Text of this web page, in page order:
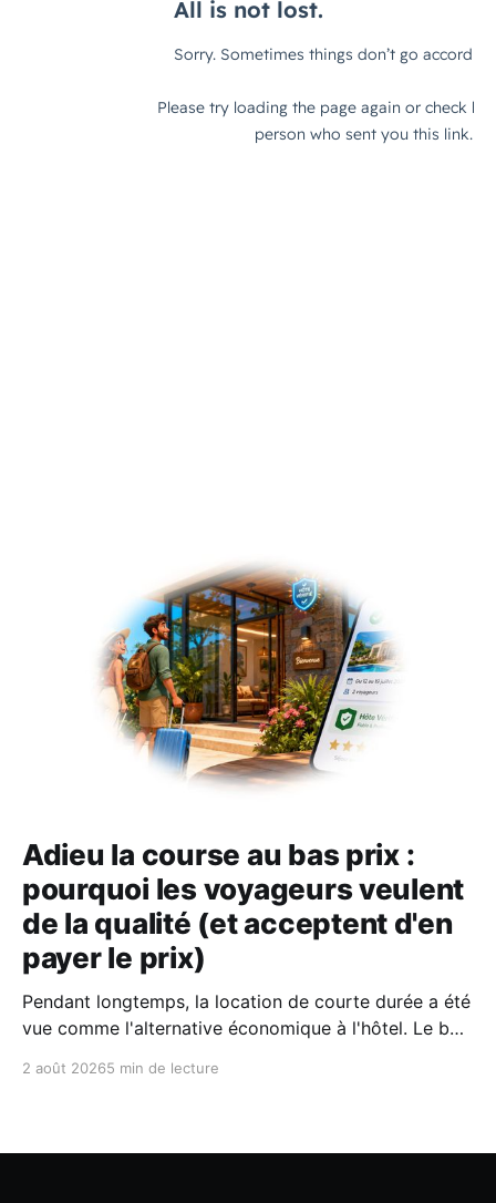
Adieu la course au bas prix :
pourquoi les voyageurs veulent
de la qualité (et acceptent d'en
payer le prix)
Pendant longtemps, la location de courte durée a été
vue comme l'alternative économique à l'hôtel. Le bon
2 août 20265 min de lecture